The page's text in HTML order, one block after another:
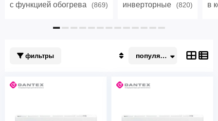
с функцией обогрева (869) инверторные (820) в
фильтры
Недорогие
популярные